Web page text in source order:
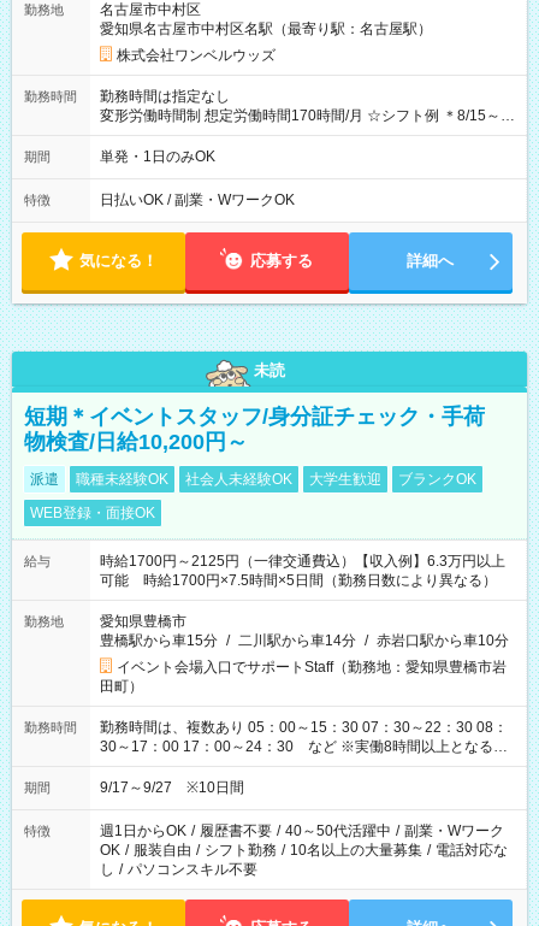
期間なし
勤務地
名古屋市中村区
愛知県名古屋市中村区名駅（最寄り駅：名古屋駅）
株式会社ワンベルウッズ
勤務時間
勤務時間は指定なし
変形労働時間制 想定労働時間170時間/月 ☆シフト例 ＊8/15～
10/26 全日共通 08：00～12：00 17：00～21：00 ＊8/31
～9/19のみ下記シフトもあります！ 12：00～16：00 ＊9/6～
00
期間 単発・1日のみOK
特徴 日払いOK / 副業・WワークOK
気になる！ 応募する 詳細へ
未読
短期＊イベントスタッフ/身分証チェック・手荷
物検査/日給10,200円～
派遣 職種未経験OK 社会人未経験OK 大学生歓迎
ブランクOK
WEB登録・面接OK
給与
時給1700円～2125円（一律交通費込）【収入例】6.3万円以上
可能 時給1700円×7.5時間×5日間（勤務日数により異なる）
勤務地
愛知県豊橋市
豊橋駅から車15分 / 二川駅から車14分 / 赤岩口駅から車10分
イベント会場入口でサポートStaff（勤務地：愛知県豊橋市岩
田町）
勤務時間
勤務時間は、複数あり 05：00～15：30 07：30～22：30 08：
30～17：00 17：00～24：30 など ※実働8時間以上となる勤
務もあります。 【休憩】60分+他休憩あり 交替で取得します。
安全面に配慮しこまめな休憩があります。
期間 9/17～9/27 ※10日間
特徴 週1日からOK / 履歴書不要 / 40～50代活躍中 / 副業・Wワーク
OK / 服装自由 / シフト勤務 / 10名以上の大量募集 / 電話対応な
し / パソコンスキル不要